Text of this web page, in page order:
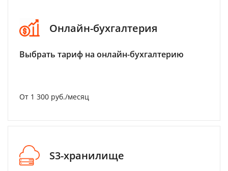
Онлайн-бухгалтерия
Выбрать тариф на онлайн-бухгалтерию
От 1 300 руб./месяц
S3-хранилище